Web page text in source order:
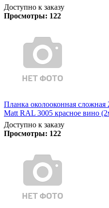
Доступно к заказу
Просмотры: 122
Планка околооконная сложная
Matt RAL 3005 красное вино
Доступно к заказу
Просмотры: 122